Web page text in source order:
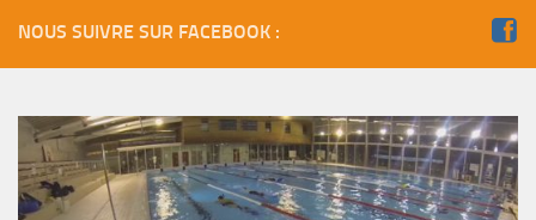
Guide de palanquée N4
Moniteur Fédéral
Organisation
Responsables
NOUS SUIVRE SUR FACEBOOK :